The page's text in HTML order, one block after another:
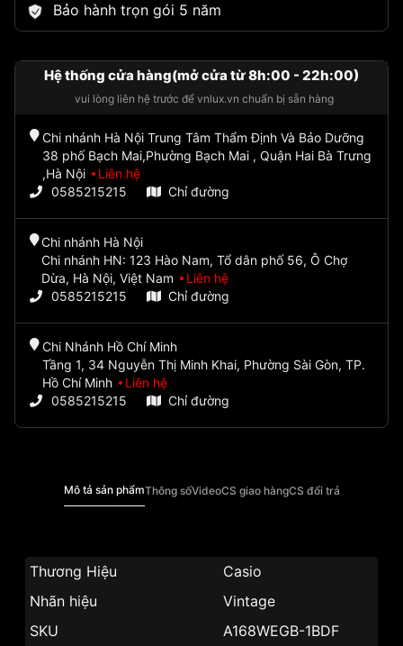
Bảo hành trọn gói 5 năm
Hệ thống cửa hàng(mở cửa từ 8h:00 - 22h:00)
vui lòng liên hệ trước để vnlux.vn chuẩn bị sẵn hàng
Chi nhánh Hà Nội Trung Tâm Thẩm Định Và Bảo Dưỡng
38 phố Bạch Mai,Phường Bạch Mai , Quận Hai Bà Trưng
,Hà Nội
Liên hệ
0585215215
Chỉ đường
Chi nhánh Hà Nội
Chi nhánh HN: 123 Hào Nam, Tổ dân phố 56, Ô Chợ
Dừa, Hà Nội, Việt Nam
Liên hệ
0585215215
Chỉ đường
Chi Nhánh Hồ Chí Minh
Tầng 1, 34 Nguyễn Thị Minh Khai, Phường Sài Gòn, TP.
Hồ Chí Minh
Liên hệ
0585215215
Chỉ đường
Mô tả sản phẩmThông sốVideoCS giao hàngCS đổi trả
Thương Hiệu
Casio
Nhãn hiệu
Vintage
SKU
A168WEGB-1BDF